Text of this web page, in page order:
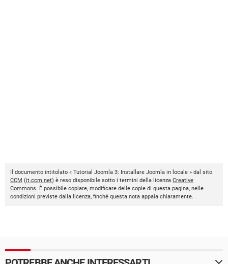
Il documento intitolato « Tutorial Joomla 3: Installare Joomla in locale » dal sito
CCM (it.ccm.net) è reso disponibile sotto i termini della licenza Creative
Commons . È possibile copiare, modificare delle copie di questa pagina, nelle
condizioni previste dalla licenza, finché questa nota appaia chiaramente.